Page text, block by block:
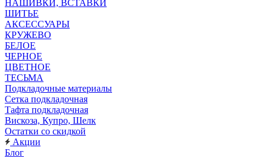
НАШИВКИ, ВСТАВКИ
ШИТЬЕ
АКСЕССУАРЫ
КРУЖЕВО
БЕЛОЕ
ЧЕРНОЕ
ЦВЕТНОЕ
ТЕСЬМА
Подкладочные материалы
Сетка подкладочная
Тафта подкладочная
Вискоза, Купро, Шелк
Остатки со скидкой
Акции
Блог